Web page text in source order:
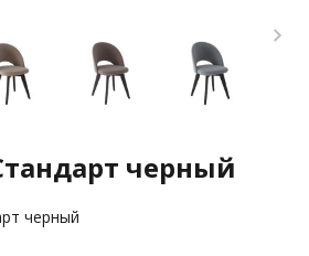
черный
черный